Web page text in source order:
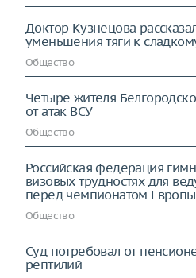
Доктор Кузнецова
уменьшения тяги к
Общество
Четыре жителя
от атак ВСУ
Общество
Российская федерация
визовых трудностях для
перед чемпионатом Европы
Общество
Суд потребовал от
рептилий